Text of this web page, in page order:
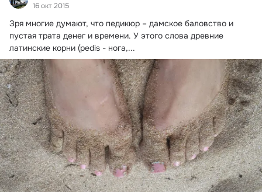
16 окт 2015
Зря многие думают, что педикюр – дамское баловство и
пустая трата денег и времени. У этого слова древние
латинские корни (pedis - нога,...